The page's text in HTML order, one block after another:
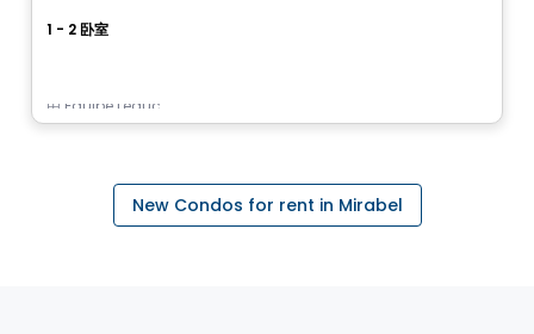
1 - 2 卧室
由 Équipe Leduc
New Condos for rent in Mirabel